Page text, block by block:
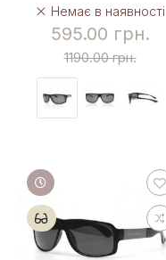
Немає в наявності
595.00 грн.
1190.00 грн.